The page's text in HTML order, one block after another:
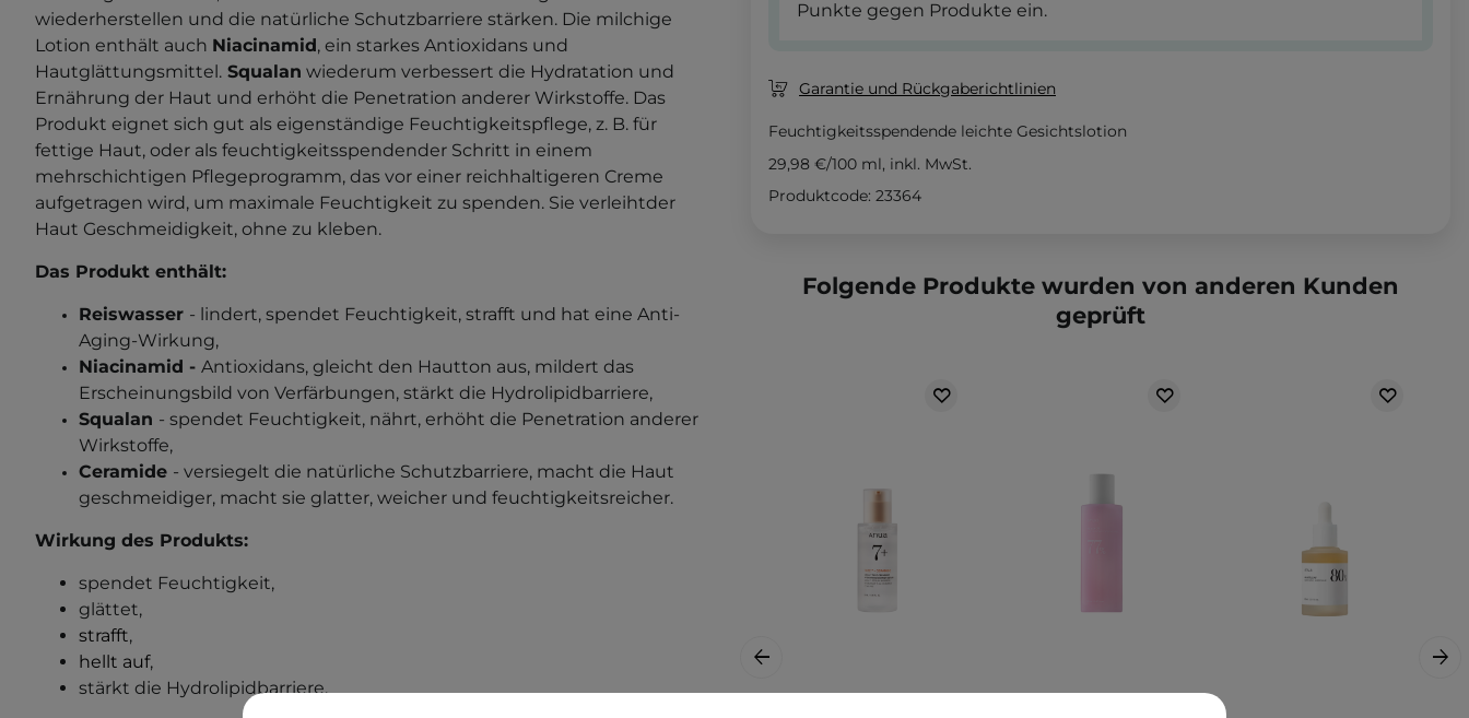
wiederherstellen und die natürliche Schutzbarriere stärken. Die milchige
Lotion enthält auch Niacinamid, ein starkes Antioxidans und
Hautglättungsmittel. Squalan wiederum verbessert die Hydratation und
Ernährung der Haut und erhöht die Penetration anderer Wirkstoffe. Das
Produkt eignet sich gut als eigenständige Feuchtigkeitspflege, z. B. für
fettige Haut, oder als feuchtigkeitsspendender Schritt in einem
mehrschichtigen Pflegeprogramm, das vor einer reichhaltigeren Creme
aufgetragen wird, um maximale Feuchtigkeit zu spenden. Sie verleihtder
Haut Geschmeidigkeit, ohne zu kleben.
Das Produkt enthält:
Reiswasser - lindert, spendet Feuchtigkeit, strafft und hat eine Anti-
Aging-Wirkung,
Niacinamid - Antioxidans, gleicht den Hautton aus, mildert das
Erscheinungsbild von Verfärbungen, stärkt die Hydrolipidbarriere,
Squalan - spendet Feuchtigkeit, nährt, erhöht die Penetration anderer
Wirkstoffe,
Ceramide - versiegelt die natürliche Schutzbarriere, macht die Haut
geschmeidiger, macht sie glatter, weicher und feuchtigkeitsreicher.
Wirkung des Produkts:
spendet Feuchtigkeit,
glättet,
strafft,
hellt auf,
stärkt die Hydrolipidbarriere.
Punkte gegen Produkte ein.
Garantie und Rückgaberichtlinien
Feuchtigkeitsspendende leichte Gesichtslotion
29,98 €/100 ml, inkl. MwSt.
Produktcode: 23364
Folgende Produkte wurden von anderen Kunden
geprüft